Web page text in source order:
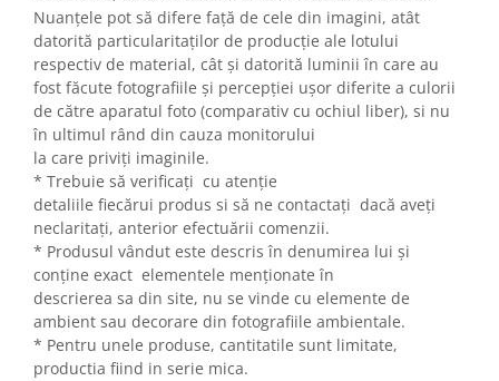
Nuanțele pot să difere față de cele din imagini, atât
datorită particularitaților de producție ale lotului
respectiv de material, cât și datorită luminii în care au
fost făcute fotografiile și percepției ușor diferite a culorii
de către aparatul foto (comparativ cu ochiul liber), si nu
în ultimul rând din cauza monitorului
la care priviți imaginile.
* Trebuie să verificați cu atenție
detaliile fiecărui produs si să ne contactați dacă aveți
neclaritați, anterior efectuării comenzii.
* Produsul vândut este descris în denumirea lui și
conține exact elementele menționate în
descrierea sa din site, nu se vinde cu elemente de
ambient sau decorare din fotografiile ambientale.
* Pentru unele produse, cantitatile sunt limitate,
productia fiind in serie mica.